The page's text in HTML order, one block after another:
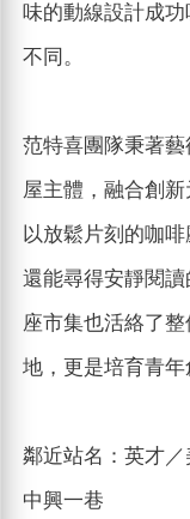
味的動線設計成
不同。
范特喜團隊秉著
屋主體，融合創
以放鬆片刻的咖
還能尋得安靜閱
座市集也活絡了
地，更是培育青年
鄰近站名：英才
中興一巷